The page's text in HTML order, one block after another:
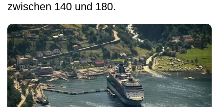
zwischen 140 und 180.